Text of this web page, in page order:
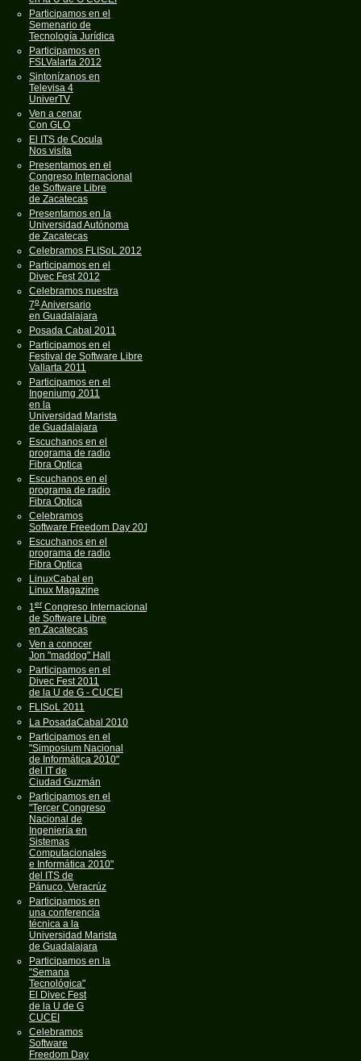
Participamos en el
Semenario de
Tecnología Jurídica
Participamos en
FSLValarta 2012
Sintonízanos en
Televisa 4
UniverTV
Ven a cenar
Con GLO
El ITS de Cocula
Nos visíta
Presentamos en el
Congreso Internacional
de Software Libre
de Zacatecas
Presentamos en la
Universidad Autónoma
de Zacatecas
Celebramos FLISoL 2012
Participamos en el
Divec Fest 2012
Celebramos nuestra
7oAniversario
en Guadalajara
Posada Cabal 2011
Participamos en el
Festival de Software Libre
Vallarta 2011
Participamos en el
Ingeniumg 2011
en la
Universidad Marista
de Guadalajara
Escuchanos en el
programa de radio
Fibra Optica
Escuchanos en el
programa de radio
Fibra Optica
Celebramos
Software Freedom Day 2011
Escuchanos en el
programa de radio
Fibra Optica
LinuxCabal en
Linux Magazine
1er Congreso Internacional
de Software Libre
en Zacatecas
Ven a conocer
Jon "maddog" Hall
Participamos en el
Divec Fest 2011
de la U de G - CUCEI
FLISoL 2011
La PosadaCabal 2010
Participamos en el
"Simposium Nacional
de Informática 2010"
del IT de
Ciudad Guzmán
Participamos en el
"Tercer Congreso
Nacional de
Ingeniería en
Sistemas
Computacionales
e Informática 2010"
del ITS de
Pánuco, Veracrúz
Participamos en
una conferencia
técnica a la
Universidad Marista
de Guadalajara
Participamos en la
"Semana
Tecnológica"
El Divec Fest
de la U de G
CUCEI
Celebramos
Software
Freedom Day